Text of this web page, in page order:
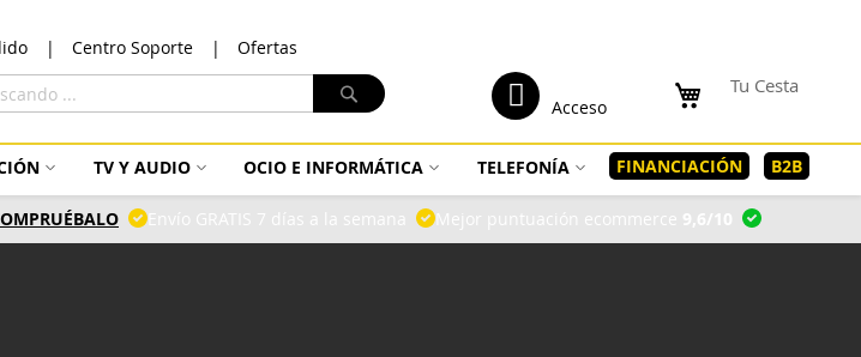
Centro Soporte Ofertas
contenido
Tu Cesta
Acceso
Buscar
TV Y AUDIO OCIO E INFORMÁTICA TELEFONÍA FINANCIACIÓN B2B
Envío GRATIS 7 días a la semana Mejor puntuación ecommerce 9,6/10